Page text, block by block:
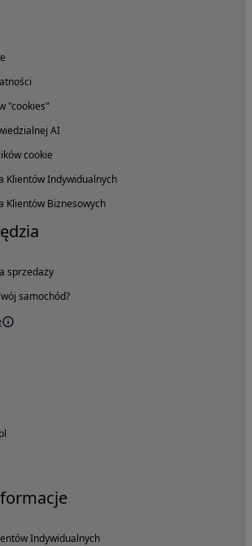
"cookies"
AI
cookie
Klientów Indywidualnych
Klientów Biznesowych
sprzedaży
samochód?
Indywidualnych